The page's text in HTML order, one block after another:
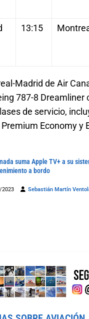
13:15
Madrid de Air
787-8 Dreamliner
de servicio,
Economy y
suma Apple TV+ a su
a bordo
Sebastián Martín